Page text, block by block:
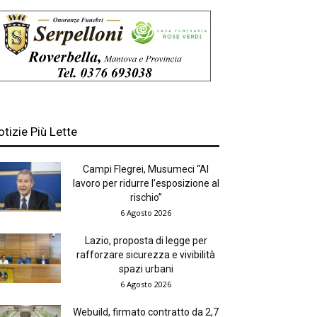
Più Lette
Campi Flegrei, Musumeci “Al
lavoro per ridurre l’esposizione al
rischio”
6 Agosto 2026
Lazio, proposta di legge per
rafforzare sicurezza e vivibilità
spazi urbani
6 Agosto 2026
Webuild, firmato contratto da 2,7